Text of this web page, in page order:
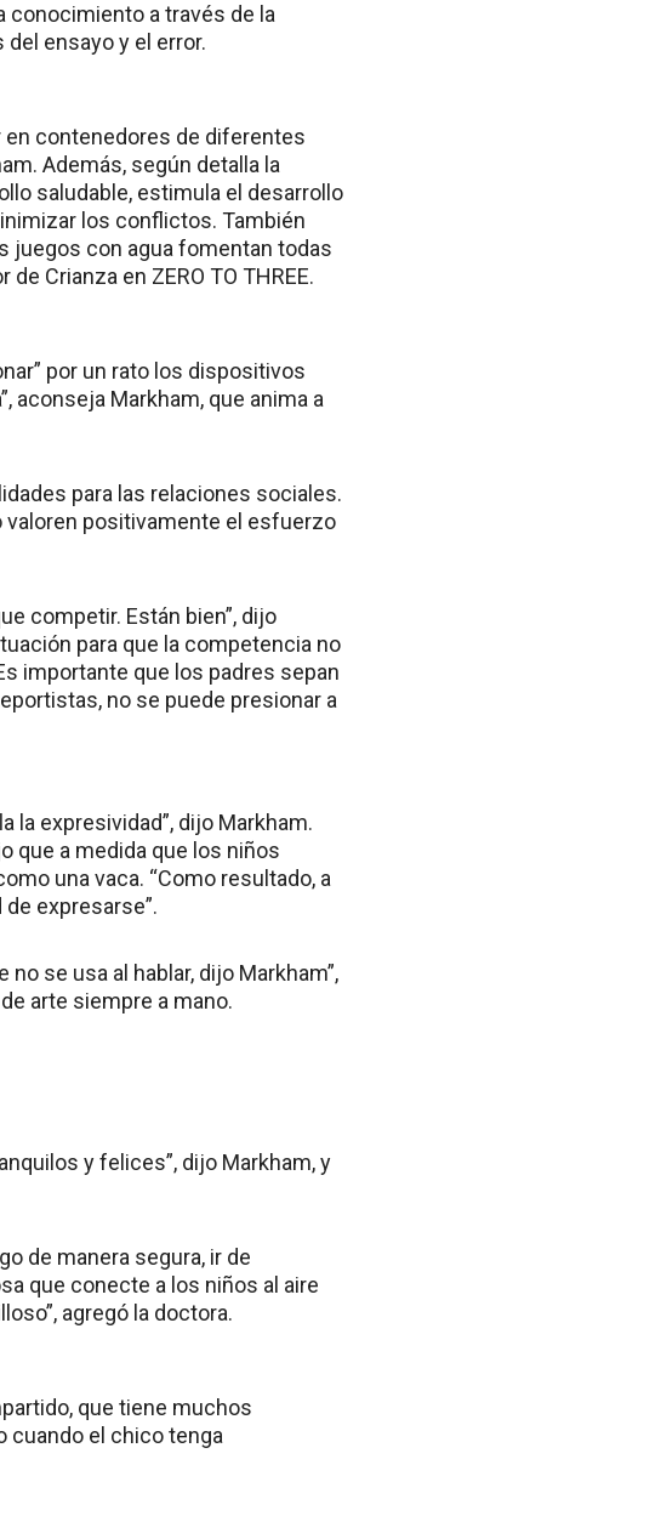
conocimiento a través de la
ensayo y el error.
en contenedores de diferentes
Además, según detalla la
saludable, estimula el desarrollo
los conflictos. También
juegos con agua fomentan todas
Crianza en ZERO TO THREE.
por un rato los dispositivos
aconseja Markham, que anima a
para las relaciones sociales.
positivamente el esfuerzo
competir. Están bien”, dijo
para que la competencia no
importante que los padres sepan
no se puede presionar a
la expresividad”, dijo Markham.
que a medida que los niños
una vaca. “Como resultado, a
expresarse”.
se usa al hablar, dijo Markham”,
arte siempre a mano.
y felices”, dijo Markham, y
de manera segura, ir de
que conecte a los niños al aire
agregó la doctora.
que tiene muchos
cuando el chico tenga